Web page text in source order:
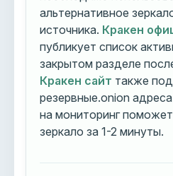
альтернативное
источника. Кракен
публикует список
закрытом разделе
Кракен сайт также
резервные.onion
на мониторинг
зеркало за 1-2 минуты.